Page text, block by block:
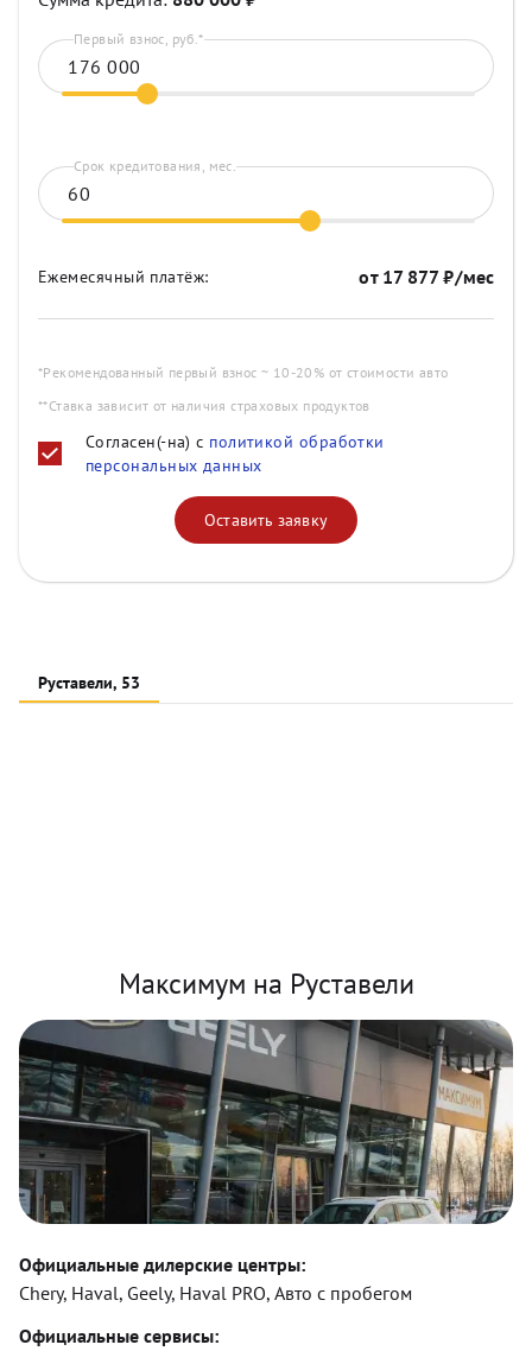
Первый взнос, руб.*
Срок кредитования, мес.
Ежемесячный платёж: от 17 877₽/мес
*Рекомендованный первый взнос ~ 10-20% от стоимости авто
**Ставка зависит от наличия страховых продуктов
Согласен(-на) с политикой обработки
персональных данных
Оставить заявку
Руставели, 53
Максимум на Руставели
Официальные дилерские центры:
Chery, Haval, Geely, Haval PRO, Авто с пробегом
Официальные сервисы: